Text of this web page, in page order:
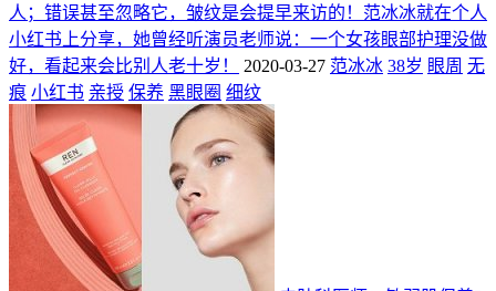
人；错误甚至忽略它，皱纹是会提早来访的！范冰冰就在个人
小红书上分享，她曾经听演员老师说：一个女孩眼部护理没做
好，看起来会比别人老十岁！
2020-03-27 范冰冰 38岁 眼周 无
痕 小红书 亲授 保养 黑眼圈 细纹